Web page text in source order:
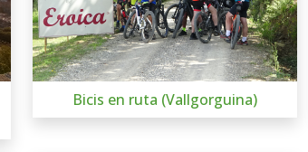
Bicis en ruta (Vallgorguina)